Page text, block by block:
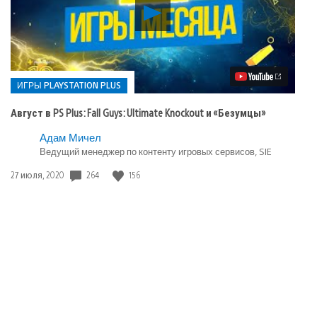
Воспроизвести
видео
Август
в
PS
Plus:
Fall
Guys:
Ultimate
«Безумцы»
ИГРЫ PLAYSTATION PLUS
Август в PS Plus: Fall Guys: Ultimate Knockout и «Безумцы»
Опубликовано
Игры
playstation
Адам Мичел
Ведущий менеджер по контенту игровых сервисов, SIE
Дата
27 июля, 2020 264 156